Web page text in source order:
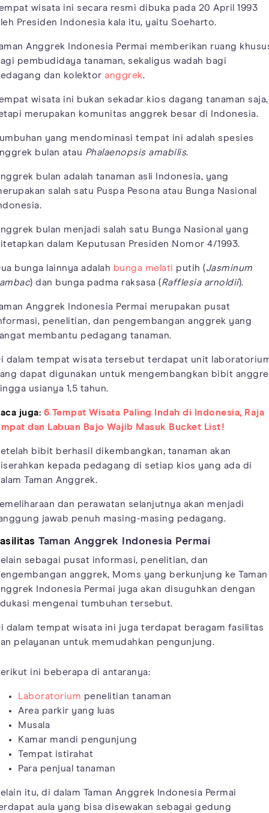
wisata ini secara resmi dibuka pada 20 April 1993
Presiden Indonesia kala itu, yaitu Soeharto.
Anggrek Indonesia Permai memberikan ruang
pembudidaya tanaman, sekaligus wadah bagi
dan kolektor anggrek.
wisata ini bukan sekadar kios dagang tanaman saja,
merupakan komunitas anggrek besar di Indonesia.
yang mendominasi tempat ini adalah spesies
bulan atau Phalaenopsis amabilis.
bulan adalah tanaman asli Indonesia, yang
salah satu Puspa Pesona atau Bunga Nasional
bulan menjadi salah satu Bunga Nasional yang
dalam Keputusan Presiden Nomor 4/1993.
bunga lainnya adalah bunga melati putih (Jasminum
) dan bunga padma raksasa (Rafflesia arnoldii).
Anggrek Indonesia Permai merupakan pusat
penelitian, dan pengembangan anggrek yang
membantu pedagang tanaman.
dalam tempat wisata tersebut terdapat unit
dapat digunakan untuk mengembangkan bibit
usianya 1,5 tahun.
juga: 6 Tempat Wisata Paling Indah di Indonesia, Raja
dan Labuan Bajo Wajib Masuk Bucket List!
bibit berhasil dikembangkan, tanaman akan
kepada pedagang di setiap kios yang ada di
Taman Anggrek.
dan perawatan selanjutnya akan menjadi
jawab penuh masing-masing pedagang.
Taman Anggrek Indonesia Permai
sebagai pusat informasi, penelitian, dan
anggrek, Moms yang berkunjung ke Taman
Indonesia Permai juga akan disuguhkan dengan
mengenai tumbuhan tersebut.
dalam tempat wisata ini juga terdapat beragam fasilitas
pelayanan untuk memudahkan pengunjung.
ini beberapa di antaranya:
Laboratorium penelitian tanaman
Area parkir yang luas
Musala
Kamar mandi pengunjung
Tempat istirahat
Para penjual tanaman
itu, di dalam Taman Anggrek Indonesia Permai
aula yang bisa disewakan sebagai gedung